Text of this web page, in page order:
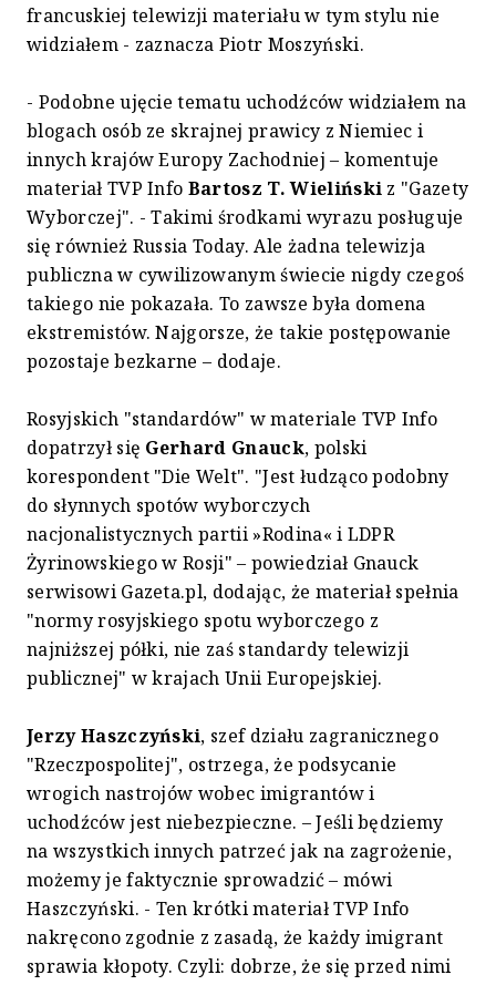
francuskiej telewizji materiału w tym stylu nie
widziałem - zaznacza Piotr Moszyński.
- Podobne ujęcie tematu uchodźców widziałem na
blogach osób ze skrajnej prawicy z Niemiec i
innych krajów Europy Zachodniej – komentuje
materiał TVP Info Bartosz T. Wieliński z "Gazety
Wyborczej". - Takimi środkami wyrazu posługuje
się również Russia Today. Ale żadna telewizja
publiczna w cywilizowanym świecie nigdy czegoś
takiego nie pokazała. To zawsze była domena
ekstremistów. Najgorsze, że takie postępowanie
pozostaje bezkarne – dodaje.
Rosyjskich "standardów" w materiale TVP Info
dopatrzył się Gerhard Gnauck, polski
korespondent "Die Welt". "Jest łudząco podobny
do słynnych spotów wyborczych
nacjonalistycznych partii »Rodina« i LDPR
Żyrinowskiego w Rosji" – powiedział Gnauck
serwisowi Gazeta.pl, dodając, że materiał spełnia
"normy rosyjskiego spotu wyborczego z
najniższej półki, nie zaś standardy telewizji
publicznej" w krajach Unii Europejskiej.
Jerzy Haszczyński, szef działu zagranicznego
"Rzeczpospolitej", ostrzega, że podsycanie
wrogich nastrojów wobec imigrantów i
uchodźców jest niebezpieczne. – Jeśli będziemy
na wszystkich innych patrzeć jak na zagrożenie,
możemy je faktycznie sprowadzić – mówi
Haszczyński. - Ten krótki materiał TVP Info
nakręcono zgodnie z zasadą, że każdy imigrant
sprawia kłopoty. Czyli: dobrze, że się przed nimi